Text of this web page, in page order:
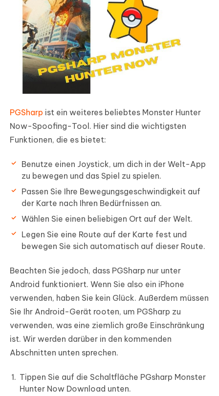
PGSharp ist ein weiteres beliebtes Monster Hunter
Now-Spoofing-Tool. Hier sind die wichtigsten
Funktionen, die es bietet:
Benutze einen Joystick, um dich in der Welt-App
zu bewegen und das Spiel zu spielen.
Passen Sie Ihre Bewegungsgeschwindigkeit auf
der Karte nach Ihren Bedürfnissen an.
Wählen Sie einen beliebigen Ort auf der Welt.
Legen Sie eine Route auf der Karte fest und
bewegen Sie sich automatisch auf dieser Route.
Beachten Sie jedoch, dass PGSharp nur unter
Android funktioniert. Wenn Sie also ein iPhone
verwenden, haben Sie kein Glück. Außerdem müssen
Sie Ihr Android-Gerät rooten, um PGSharp zu
verwenden, was eine ziemlich große Einschränkung
ist. Wir werden darüber in den kommenden
Abschnitten unten sprechen.
Tippen Sie auf die Schaltfläche PGsharp Monster
Hunter Now Download unten.